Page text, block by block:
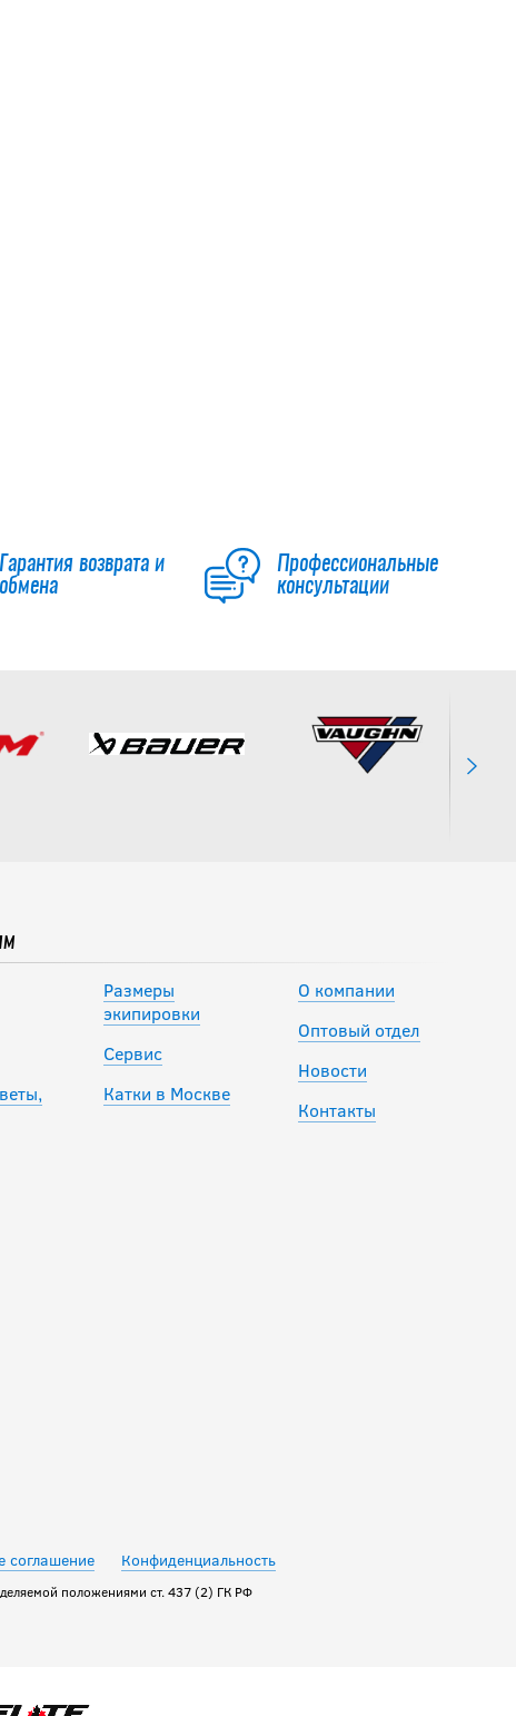
Гарантия возврата и
обмена
Профессиональные
консультации
Размеры
экипировки
Сервис
Катки в Москве
О компании
Оптовый отдел
Новости
Контакты
соглашение Конфиденциальность
положениями ст. 437 (2) ГК РФ